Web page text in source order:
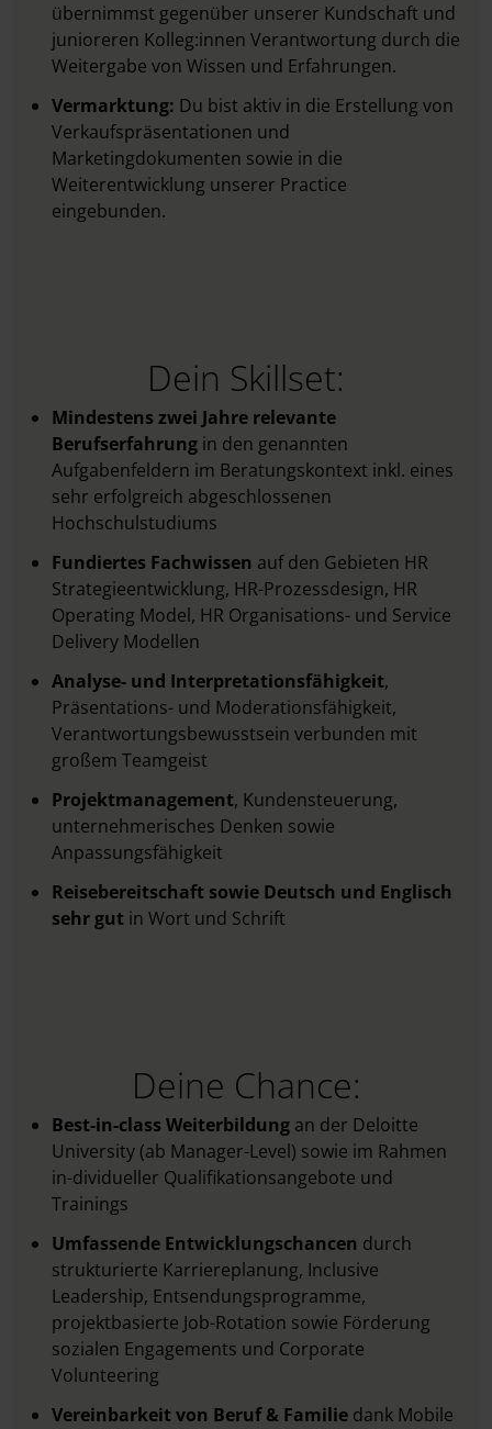
übernimmst gegenüber unserer Kundschaft und
junioreren Kolleg:innen Verantwortung durch die
Weitergabe von Wissen und Erfahrungen.
Vermarktung: Du bist aktiv in die Erstellung von
Verkaufspräsentationen und
Marketingdokumenten sowie in die
Weiterentwicklung unserer Practice
eingebunden.
Dein Skillset:
Mindestens zwei Jahre relevante
Berufserfahrung in den genannten
Aufgabenfeldern im Beratungskontext inkl. eines
sehr erfolgreich abgeschlossenen
Hochschulstudiums
Fundiertes Fachwissen auf den Gebieten HR
Strategieentwicklung, HR-Prozessdesign, HR
Operating Model, HR Organisations- und Service
Delivery Modellen
Analyse- und Interpretationsfähigkeit,
Präsentations- und Moderationsfähigkeit,
Verantwortungsbewusstsein verbunden mit
großem Teamgeist
Projektmanagement, Kundensteuerung,
unternehmerisches Denken sowie
Anpassungsfähigkeit
Reisebereitschaft sowie Deutsch und Englisch
sehr gut in Wort und Schrift
Deine Chance:
Best-in-class Weiterbildung an der Deloitte
University (ab Manager-Level) sowie im Rahmen
in-dividueller Qualifikationsangebote und
Trainings
Umfassende Entwicklungschancen durch
strukturierte Karriereplanung, Inclusive
Leadership, Entsendungsprogramme,
projektbasierte Job-Rotation sowie Förderung
sozialen Engagements und Corporate
Volunteering
Vereinbarkeit von Beruf & Familie dank Mobile